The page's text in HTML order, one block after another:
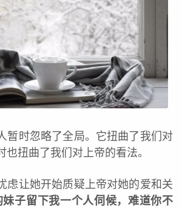
暂时忽略了全局。它扭曲了我们对
也扭曲了我们对上帝的看法。
虑让她开始质疑上帝对她的爱和关
妹子留下我一个人伺候，难道你不